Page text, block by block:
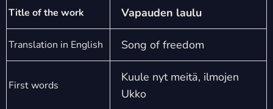
Title of the work Vapauden laulu
Translation in English Song of freedom
First words
Kuule nyt meitä, ilmojen
Ukko